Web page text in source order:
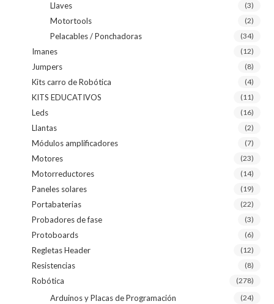
Llaves (3)
Motortools (2)
Pelacables / Ponchadoras (34)
Imanes (12)
Jumpers (8)
Kits carro de Robótica (4)
KITS EDUCATIVOS (11)
Leds (16)
Llantas (2)
Módulos amplificadores (7)
Motores (23)
Motorreductores (14)
Paneles solares (19)
Portabaterias (22)
Probadores de fase (3)
Protoboards (6)
Regletas Header (12)
Resistencias (8)
Robótica (278)
Arduinos y Placas de Programación (24)